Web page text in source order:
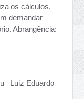
os cálculos,
demandar
Abrangência:
Luiz Eduardo